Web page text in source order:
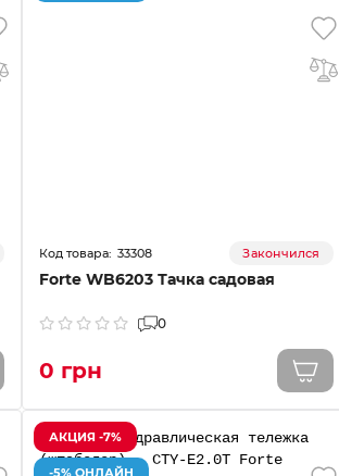
33308 Закончился
Forte WB6203 Тачка садовая
0
0 грн
АКЦИЯ -7%
-5% ОНЛАЙН